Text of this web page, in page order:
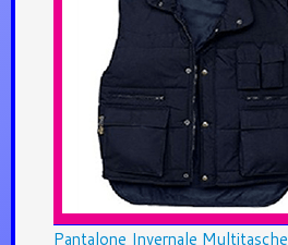
Pantalone Invernale Multitasche